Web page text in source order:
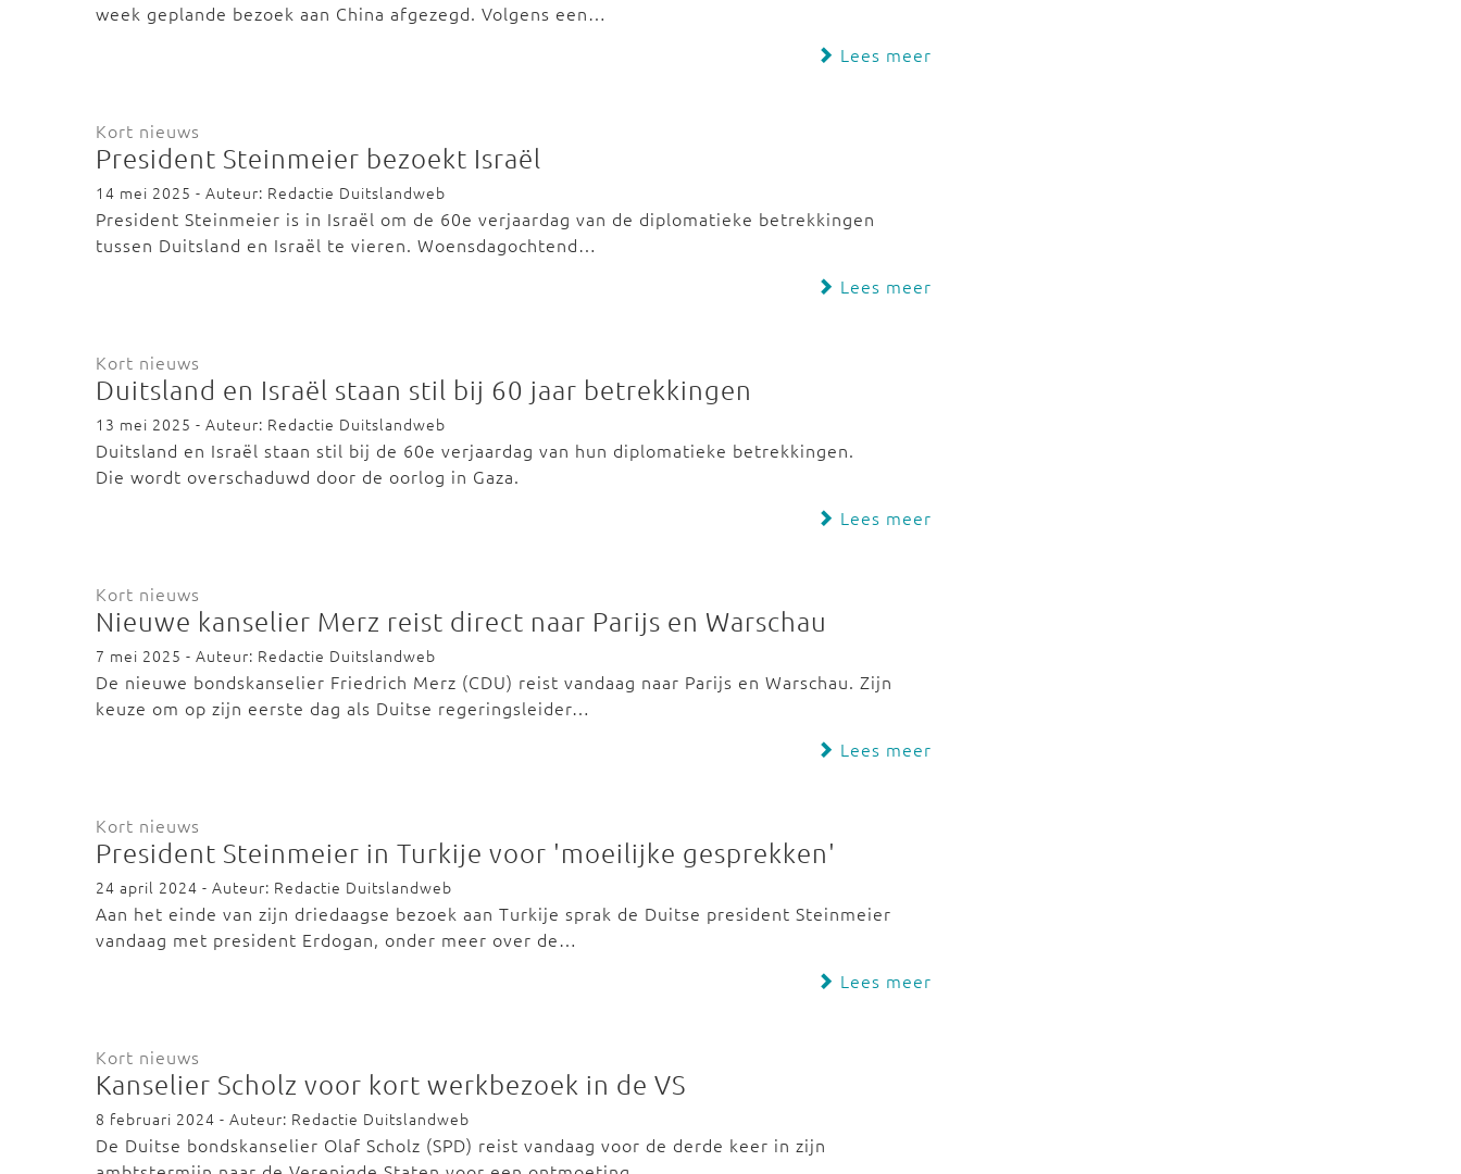
week geplande bezoek aan China afgezegd. Volgens een…
Lees meer
Kort nieuws
President Steinmeier bezoekt Israël
14 mei 2025 - Auteur: Redactie Duitslandweb
President Steinmeier is in Israël om de 60e verjaardag van de diplomatieke betrekkingen
tussen Duitsland en Israël te vieren. Woensdagochtend…
Lees meer
Kort nieuws
Duitsland en Israël staan stil bij 60 jaar betrekkingen
13 mei 2025 - Auteur: Redactie Duitslandweb
Duitsland en Israël staan stil bij de 60e verjaardag van hun diplomatieke betrekkingen.
Die wordt overschaduwd door de oorlog in Gaza.
Lees meer
Kort nieuws
Nieuwe kanselier Merz reist direct naar Parijs en Warschau
7 mei 2025 - Auteur: Redactie Duitslandweb
De nieuwe bondskanselier Friedrich Merz (CDU) reist vandaag naar Parijs en Warschau. Zijn
keuze om op zijn eerste dag als Duitse regeringsleider…
Lees meer
Kort nieuws
President Steinmeier in Turkije voor 'moeilijke gesprekken'
24 april 2024 - Auteur: Redactie Duitslandweb
Aan het einde van zijn driedaagse bezoek aan Turkije sprak de Duitse president Steinmeier
vandaag met president Erdogan, onder meer over de…
Lees meer
Kort nieuws
Kanselier Scholz voor kort werkbezoek in de VS
8 februari 2024 - Auteur: Redactie Duitslandweb
De Duitse bondskanselier Olaf Scholz (SPD) reist vandaag voor de derde keer in zijn